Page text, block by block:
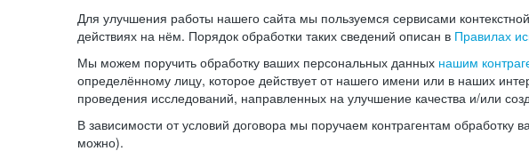
Для улучшения работы нашего сайта мы пользуемся сервисами
действиях на нём. Порядок обработки таких сведений описан в Правилах
Мы можем поручить обработку ваших персональных данных нашим
определённому лицу, которое действует от нашего имени или в наших
проведения исследований, направленных на улучшение качества и/или
В зависимости от условий договора мы поручаем контрагентам
можно).